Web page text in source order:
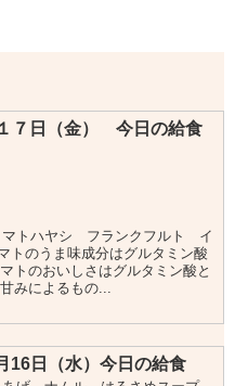
７日（金） 今日の給食
トハヤシ フランクフルト イ
のうま味成分はグルタミン酸
トのおいしさはグルタミン酸と
みによるもの...
16日（水）今日の給食